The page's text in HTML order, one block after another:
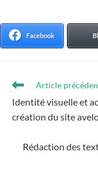
Facebook
Article
Identité visuelle et
création du site
Rédaction des